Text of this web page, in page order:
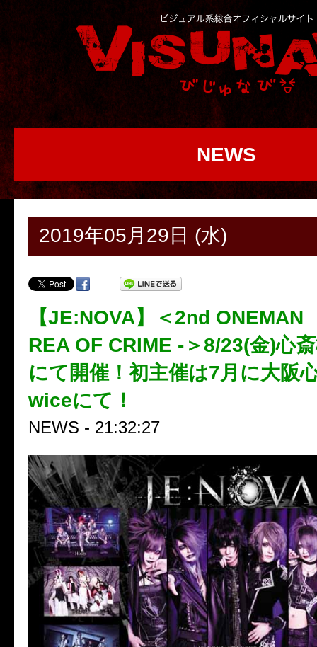
NEWS
2019年05月29日 (水)
【JE:NOVA】＜2nd
REA OF CRIME -＞8/23(金)心
にて開催！初主催は7月に大阪
wiceにて！
NEWS - 21:32:27